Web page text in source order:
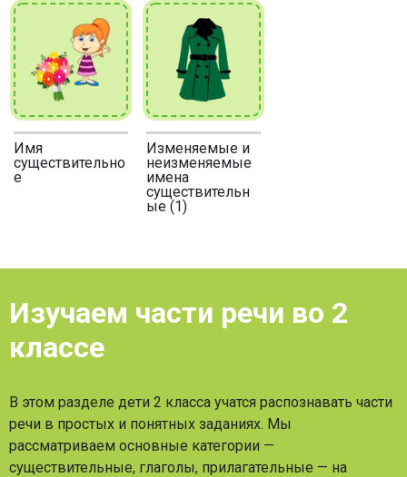
Имя
существительно
е
Изменяемые и
неизменяемые
имена
существительн
ые (1)
Изучаем части речи во 2
классе
В этом разделе дети 2 класса учатся распознавать части
речи в простых и понятных заданиях. Мы
рассматриваем основные категории —
существительные, глаголы, прилагательные — на